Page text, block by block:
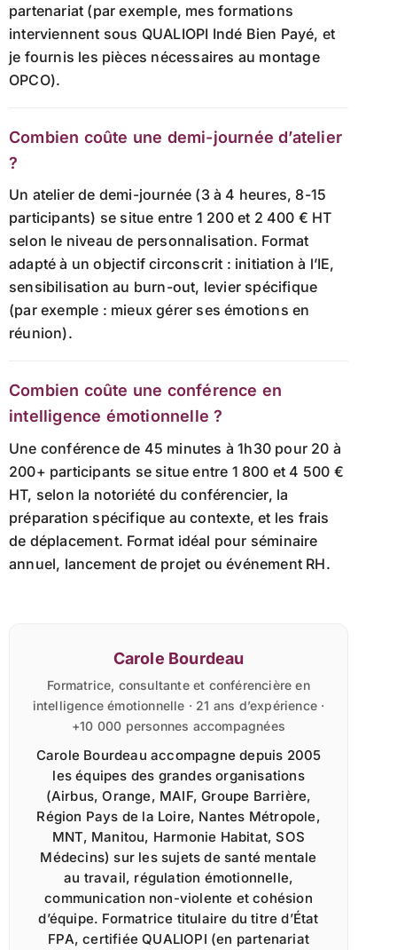
partenariat (par exemple, mes formations
interviennent sous QUALIOPI Indé Bien Payé, et
je fournis les pièces nécessaires au montage
OPCO).
Combien coûte une demi-journée d’atelier
?
Un atelier de demi-journée (3 à 4 heures, 8-15
participants) se situe entre 1 200 et 2 400 € HT
selon le niveau de personnalisation. Format
adapté à un objectif circonscrit : initiation à l’IE,
sensibilisation au burn-out, levier spécifique
(par exemple : mieux gérer ses émotions en
réunion).
Combien coûte une conférence en
intelligence émotionnelle ?
Une conférence de 45 minutes à 1h30 pour 20 à
200+ participants se situe entre 1 800 et 4 500 €
HT, selon la notoriété du conférencier, la
préparation spécifique au contexte, et les frais
de déplacement. Format idéal pour séminaire
annuel, lancement de projet ou événement RH.
Carole Bourdeau
Formatrice, consultante et conférencière en
intelligence émotionnelle · 21 ans d’expérience ·
+10 000 personnes accompagnées
Carole Bourdeau accompagne depuis 2005
les équipes des grandes organisations
(Airbus, Orange, MAIF, Groupe Barrière,
Région Pays de la Loire, Nantes Métropole,
MNT, Manitou, Harmonie Habitat, SOS
Médecins) sur les sujets de santé mentale
au travail, régulation émotionnelle,
communication non-violente et cohésion
d’équipe. Formatrice titulaire du titre d’État
FPA, certifiée QUALIOPI (en partenariat